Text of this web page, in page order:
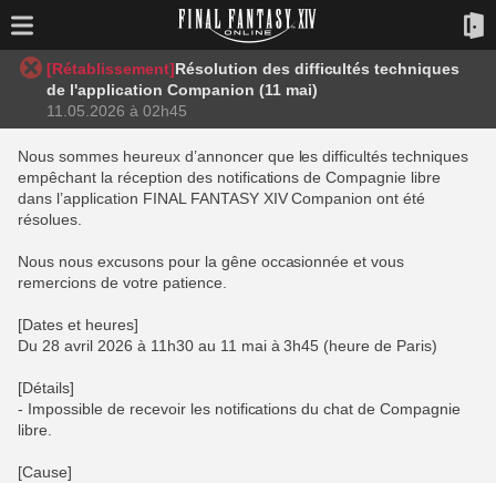
[Rétablissement]Résolution des difficultés techniques
de l'application Companion (11 mai)
11.05.2026 à 02h45
Nous sommes heureux d’annoncer que les difficultés techniques
empêchant la réception des notifications de Compagnie libre
dans l’application FINAL FANTASY XIV Companion ont été
résolues.
Nous nous excusons pour la gêne occasionnée et vous
remercions de votre patience.
[Dates et heures]
Du 28 avril 2026 à 11h30 au 11 mai à 3h45 (heure de Paris)
[Détails]
- Impossible de recevoir les notifications du chat de Compagnie
libre.
[Cause]